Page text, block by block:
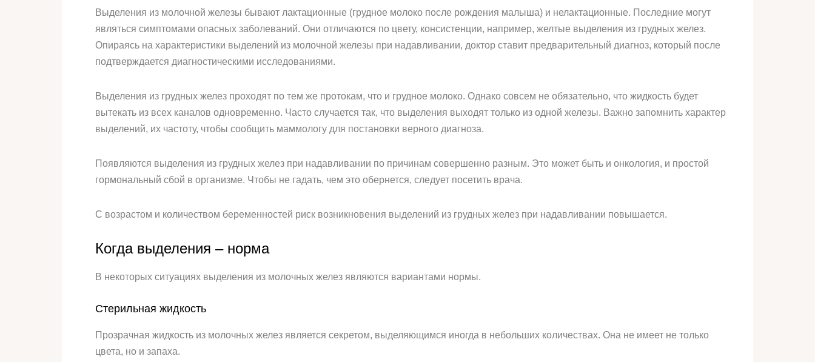
Выделения из молочной железы бывают лактационные (грудное молоко после рождения малыша) и нелактационные. Последние могут
являться симптомами опасных заболеваний. Они отличаются по цвету, консистенции, например, желтые выделения из грудных желез.
Опираясь на характеристики выделений из молочной железы при надавливании, доктор ставит предварительный диагноз, который после
подтверждается диагностическими исследованиями.
Выделения из грудных желез проходят по тем же протокам, что и грудное молоко. Однако совсем не обязательно, что жидкость будет
вытекать из всех каналов одновременно. Часто случается так, что выделения выходят только из одной железы. Важно запомнить характер
выделений, их частоту, чтобы сообщить маммологу для постановки верного диагноза.
Появляются выделения из грудных желез при надавливании по причинам совершенно разным. Это может быть и онкология, и простой
гормональный сбой в организме. Чтобы не гадать, чем это обернется, следует посетить врача.
С возрастом и количеством беременностей риск возникновения выделений из грудных желез при надавливании повышается.
Когда выделения – норма
В некоторых ситуациях выделения из молочных желез являются вариантами нормы.
Стерильная жидкость
Прозрачная жидкость из молочных желез является секретом, выделяющимся иногда в небольших количествах. Она не имеет не только
цвета, но и запаха.